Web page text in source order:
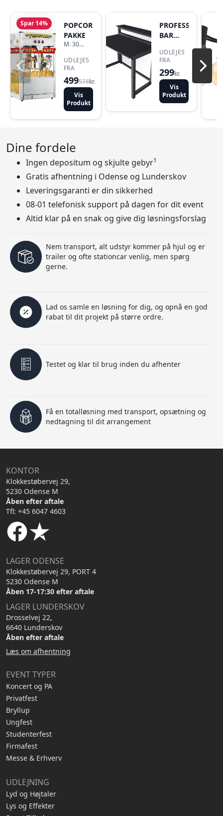
Spar 14%
POPCORN
PAKKE
M. 30
UDLEJES
FRA
499578kr.
Vis
Produkt
PROFESSIONEL
BAR
UDLEJES
FRA
299kr.
Vis
Produkt
Dine fordele
Ingen depositum og skjulte gebyr1
Gratis afhentning i Odense og Lunderskov
Leveringsgaranti er din sikkerhed
08-01 telefonisk support på dagen for dit event
Altid klar på en snak og give dig løsningsforslag
Nem transport, alt udstyr kommer på hjul og er
trailer og ofte stationcar venlig, men spørg
gerne.
Lad os samle en løsning for dig, og opnå en god
rabat til dit projekt på større ordre.
Testet og klar til brug inden du afhenter
Få en totalløsning med transport, opsætning og
nedtagning til dit arrangement
KONTOR
Klokkestøbervej 29,
5230 Odense M
Åben efter aftale
Tfl: +45 6047 4603
LAGER ODENSE
Klokkestøbervej 29, PORT 4
5230 Odense M
Åben 17-17:30 efter aftale
LAGER LUNDERSKOV
Drosselvej 22,
6640 Lunderskov
Åben efter aftale
Læs om afhentning
EVENT TYPER
Koncert og PA
Privatfest
Bryllup
Ungfest
Studenterfest
Firmafest
Messe & Erhverv
UDLEJNING
Lyd og Højtaler
Lys og Effekter